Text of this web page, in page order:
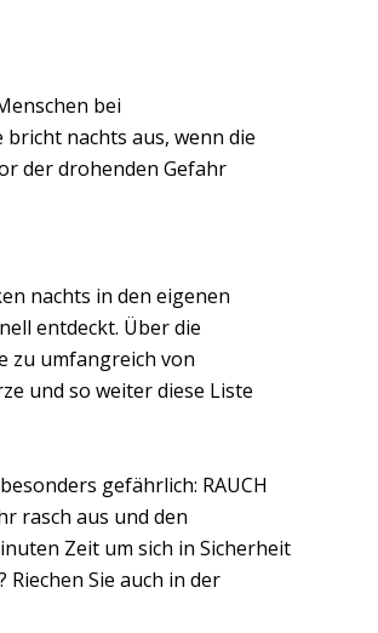
bei
nachts aus, wenn die
der drohenden Gefahr
nachts in den eigenen
entdeckt. Über die
zu umfangreich von
und so weiter diese Liste
gefährlich: RAUCH
rasch aus und den
Zeit um sich in Sicherheit
Sie auch in der